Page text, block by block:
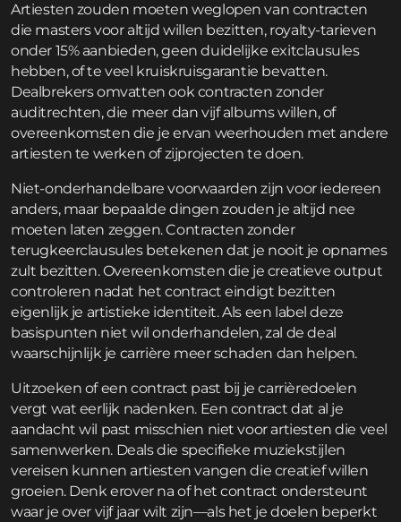
Artiesten zouden moeten weglopen van contracten
die masters voor altijd willen bezitten, royalty-tarieven
onder 15% aanbieden, geen duidelijke exitclausules
hebben, of te veel kruiskruisgarantie bevatten.
Dealbrekers omvatten ook contracten zonder
auditrech­ten, die meer dan vijf albums willen, of
overeenkomsten die je ervan weerhouden met andere
artiesten te werken of zijprojecten te doen.
Niet-onderhandelbare voorwaarden zijn voor iedereen
anders, maar bepaalde dingen zouden je altijd nee
moeten laten zeggen. Contracten zonder
terugkeerclausules betekenen dat je nooit je opnames
zult bezitten. Overeenkomsten die je creatieve output
controleren nadat het contract eindigt bezitten
eigenlijk je artistieke identiteit. Als een label deze
basispunten niet wil onderhandelen, zal de deal
waarschijnlijk je carrière meer schaden dan helpen.
Uitzoeken of een contract past bij je carrièredoelen
vergt wat eerlijk nadenken. Een contract dat al je
aandacht wil past misschien niet voor artiesten die veel
samenwerken. Deals die specifieke muziekstijlen
vereisen kunnen artiesten vangen die creatief willen
groeien. Denk erover na of het contract ondersteunt
waar je over vijf jaar wilt zijn—als het je doelen beperkt